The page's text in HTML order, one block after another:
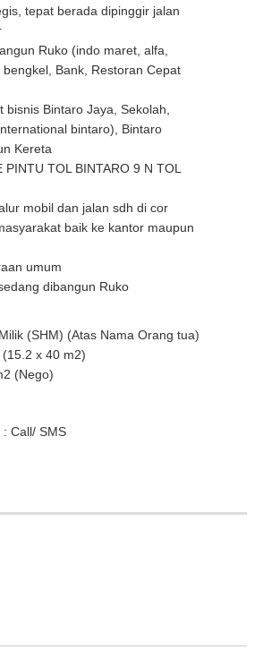
tepat berada dipinggir jalan
Ruko (indo maret, alfa,
Bank, Restoran Cepat
Bintaro Jaya, Sekolah,
bintaro), Bintaro
Kereta
PINTU TOL BINTARO 9 N TOL
mobil dan jalan sdh di cor
baik ke kantor maupun
umum
dibangun Ruko
(SHM) (Atas Nama Orang tua)
(15.2 x 40 m2)
(Nego)
Call/ SMS